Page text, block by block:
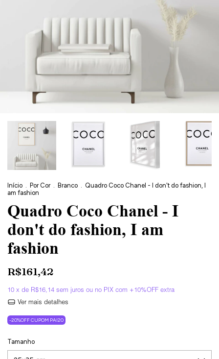
Início . Por Cor . Branco . Quadro Coco Chanel - I don't do fashion, I
am fashion
Quadro Coco Chanel - I
don't do fashion, I am
fashion
R$161,42
10 x de R$16,14 sem juros
Ver mais detalhes
-20%OFF CUPOM PAI20
Tamanho